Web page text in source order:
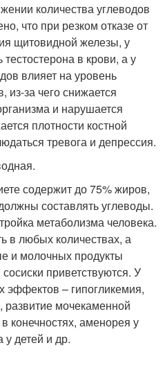
количества углеводов
что при резком отказе от
щитовидной железы, у
в крови, а у
влияет на уровень
из-за чего снижается
и нарушается
плотности костной
тревога и депрессия.
содержит до 75% жиров,
составлять углеводы.
метаболизма человека.
в любых количествах, а
и молочных продукты
приветствуются. У
эффектов – гипогликемия,
мочекаменной
конечностях, аменорея у
детей и др.